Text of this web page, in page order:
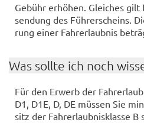
Ge­bühr er­hö­hen. Glei­ches
sen­dung des Füh­rer­scheins.
rung einer Fahr­erlaub­nis
Was soll­te ich noch
Für den Er­werb der
D1, D1E, D, DE müs­sen Sie
sitz der Fahr­erlaub­nis­klas­se B